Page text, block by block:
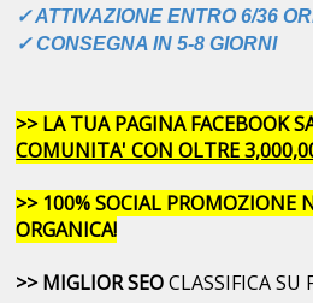
✓ ATTIVAZIONE ENTRO 6/36
✓ CONSEGNA IN 5-8 GIORNI
>> LA TUA PAGINA FACEBOOK
COMUNITA' CON OLTRE
>> 100% SOCIAL PROMOZIONE
ORGANICA!
>> MIGLIOR SEOCLASSIFICA SU